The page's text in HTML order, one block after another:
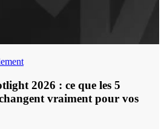
2026 : ce que les 5
vraiment pour vos